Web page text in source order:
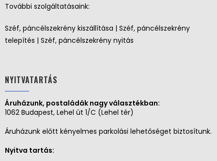
További szolgáltatásaink:
Széf, páncélszekrény kiszállítása | Széf, páncélszekrény
telepítés | Széf, páncélszekrény nyitás
NYITVATARTÁS
Áruházunk, postaládák nagy választékban:
1062 Budapest, Lehel út 1/C (Lehel tér)
Áruházunk előtt kényelmes parkolási lehetőséget biztosítunk.
Nyitva tartás: